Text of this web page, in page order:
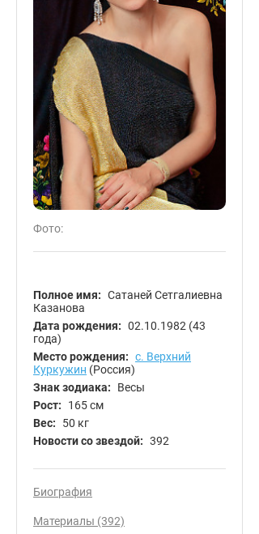
Фото:
Полное имя: Сатаней Сетгалиевна
Казанова
Дата рождения: 02.10.1982 (43
года)
Место рождения: с. Верхний
Куркужин (Россия)
Знак зодиака:
Весы
Рост:
165 см
Вес:
50 кг
Новости со звездой: 392
Биография
Материалы (392)